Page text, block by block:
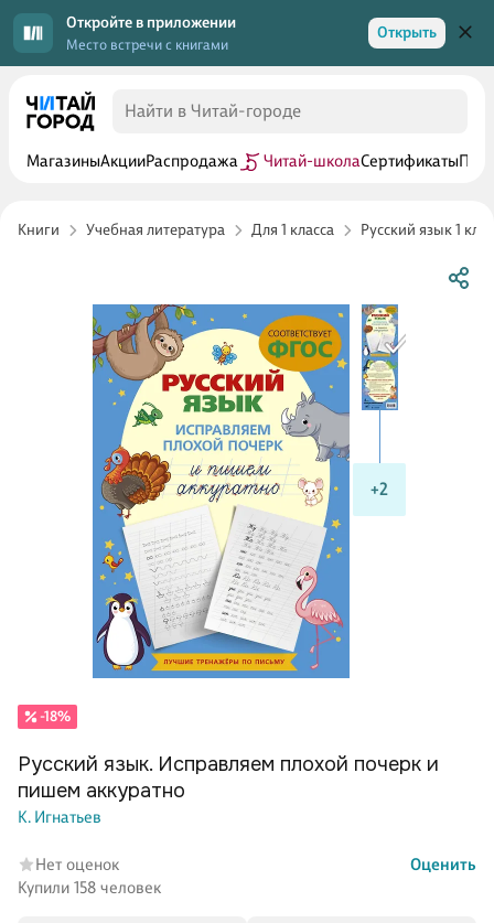
Откройте в приложении
Место встречи с книгами
Открыть
МагазиныАкцииРаспродажа Читай-школаСертификаты
Книги Учебная литература Для 1 класса Русский язык 1
+2
-18%
Русский язык. Исправляем плохой почерк и
пишем аккуратно
К. Игнатьев
Нет оценок
Оценить
Купили 158 человек